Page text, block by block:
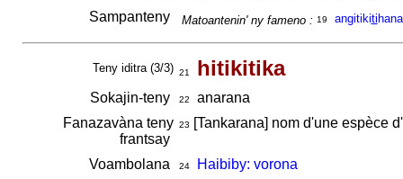
Sampanteny
Matoantenin' ny fameno : 19 angitikiti hana
Teny iditra (3/3) 21 hitikitika
Sokajin-teny 22
anarana
Fanazavàna teny
frantsay
23 [Tankarana] nom d'une espèce
Voambolana 24
Haibiby: vorona